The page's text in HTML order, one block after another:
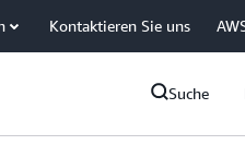
Kontaktieren Sie uns
Suche